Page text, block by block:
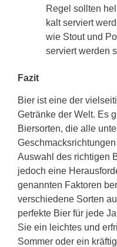
Regel sollten
kalt serviert
wie Stout und
serviert werden
Fazit
Bier ist eine der
Getränke der Welt. Es
Biersorten, die alle
Auswahl des richtigen
jedoch eine
genannten Faktoren
verschiedene Sorten
perfekte Bier für jede
Sie ein leichtes und
Sommer oder ein